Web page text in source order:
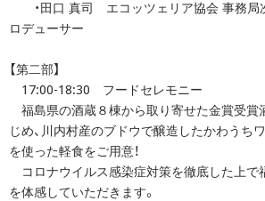
・田口 真司 エコッツェリア協会 事務局次
ロデューサー
【第二部】
17:00-18:30 フードセレモニー
福島県の酒蔵８棟から取り寄せた金賞受賞
じめ、川内村産のブドウで醸造したかわうち
を使った軽食をご用意！
コロナウイルス感染症対策を徹底した上で
を体感していただきます。